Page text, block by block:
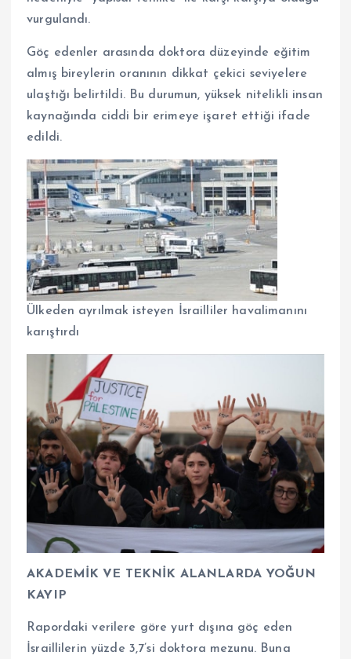
vurgulandı.
Göç edenler arasında doktora düzeyinde eğitim
almış bireylerin oranının dikkat çekici seviyelere
ulaştığı belirtildi. Bu durumun, yüksek nitelikli insan
kaynağında ciddi bir erimeye işaret ettiği ifade
edildi.
Ülkeden ayrılmak isteyen İsrailliler havalimanını
karıştırdı
AKADEMİK VE TEKNİK ALANLARDA YOĞUN
KAYIP
Rapordaki verilere göre yurt dışına göç eden
İsraillilerin yüzde 3,7’si doktora mezunu. Buna